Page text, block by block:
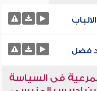
فضل
فى السياسة